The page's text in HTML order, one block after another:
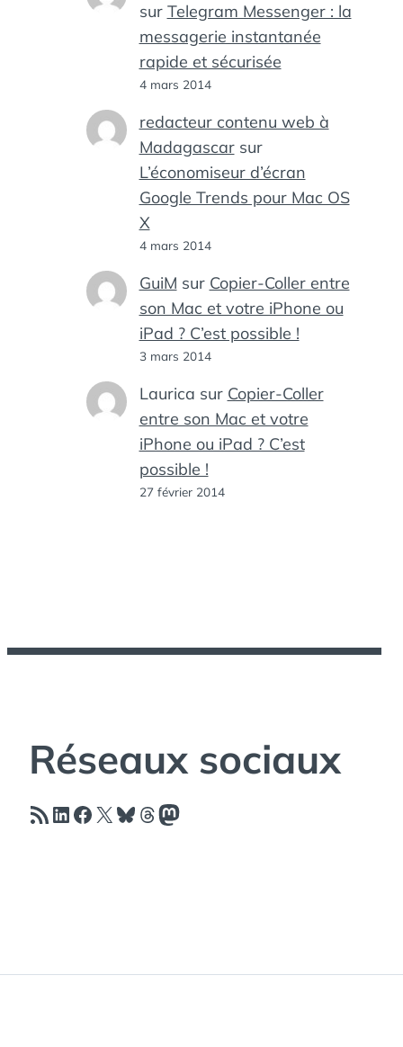
sur Telegram Messenger : la
messagerie instantanée
rapide et sécurisée
4 mars 2014
redacteur contenu web à
Madagascarsur
L’économiseur d’écran
Google Trends pour Mac OS
X
4 mars 2014
GuiM sur Copier-Coller entre
son Mac et votre iPhone ou
iPad ? C’est possible !
3 mars 2014
Laurica sur Copier-Coller
entre son Mac et votre
iPhone ou iPad ? C’est
possible !
27 février 2014
Réseaux sociaux
Flux RSSLinkedIn
Facebook
X Bluesky
Threads
Mastodon